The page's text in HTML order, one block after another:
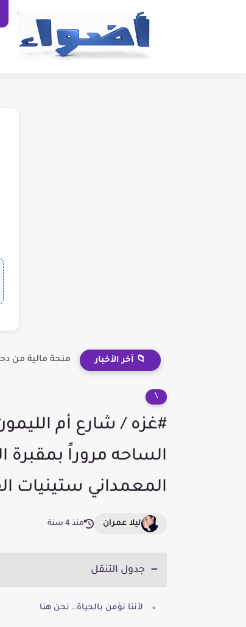
📁 آخر الأخبار منحة مالية من
\
#غزه / شارع أم
الساحه مروراً
المعمداني ستينيات
ليلا عمران منذ 4 سنة
جدول التنقل
لأننا نؤمن بالحياة.. نحن هنا